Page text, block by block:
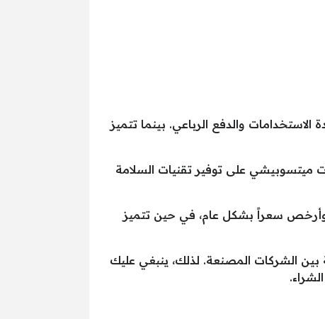
الاستخدامات والدفع الرباعي. بينما تتميز
ميتسوبيشي على توفير تقنيات السلامة
وأرخص سعراً بشكل عام، في حين تتميز
بين الشركات المصنعة. لذلك، ينبغي عليك